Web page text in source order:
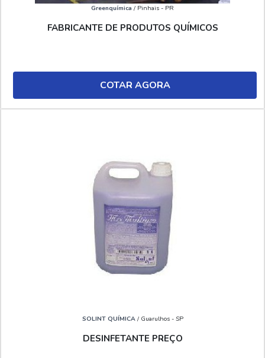
Greenquímica / Pinhais - PR
FABRICANTE DE PRODUTOS QUÍMICOS
COTAR AGORA
SOLINT QUÍMICA/ Guarulhos - SP
DESINFETANTE PREÇO